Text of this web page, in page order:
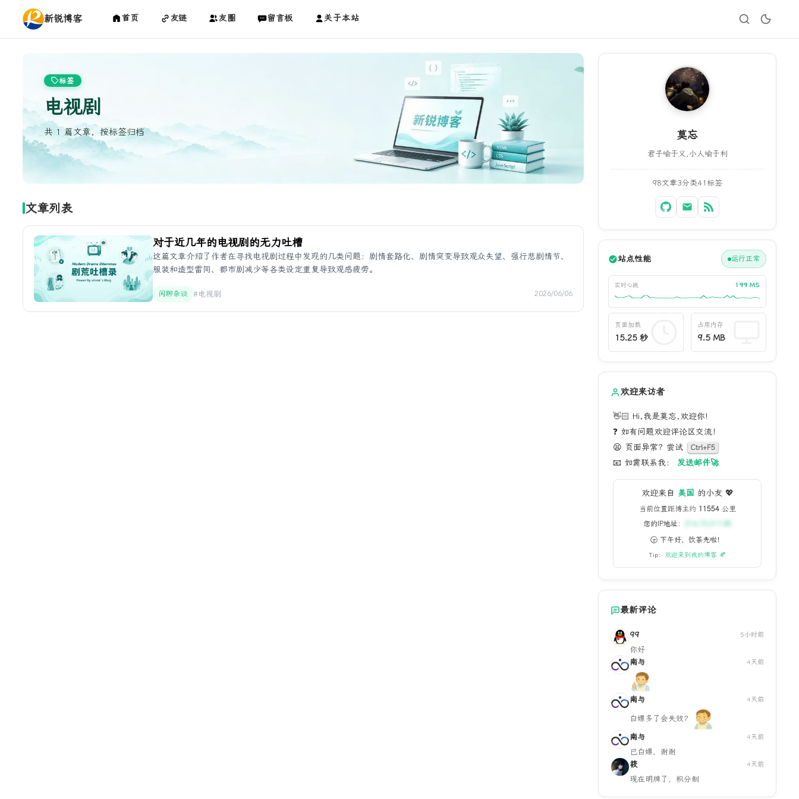
新锐博客 首页 友链 友圈 留言板 关于本站
标签
电视剧
共 1 篇文章，按标签归档
文章列表
对于近几年的电视剧的无力吐槽
这篇文章介绍了作者在寻找电视剧过程中发现的几类问题：剧情套路化、剧情突变导致观众失望、强行悲剧情节、
服装和造型雷同、都市剧减少等各类设定重复导致观感疲劳。
闲聊杂谈 #电视剧 2026/06/06
莫忘
君子喻于义,小人喻于利
98文章3分类41 标签
站点性能 运行正常
实时心跳 151 MS
页面加载
15.25 秒
占用内存
9.5 MB
欢迎来访者
👋🏻 Hi,我是莫忘,欢迎你!
❓ 如有问题欢迎评论区交流！
😫 页面异常？尝试
Ctrl+F5
📧 如需联系我： 发送邮件🚀
欢迎来自 美国 的小友 💖
当前位置距博主约 11554公里
您的IP地址：
🕞 下午好，饮茶先啦！
Tip： 欢迎来到我的博客 🍂
最新评论
99 5小时前
你好
南与
4天前
南与 4天前
白嫖多了会失效？
南与 4天前
已白嫖，谢谢
筱
4天前
现在明牌了，积分制